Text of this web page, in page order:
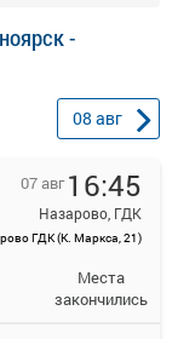
-
08 авг
07 авг 16:45
Назарово, ГДК
ГДК (К. Маркса, 21)
Места
закончились